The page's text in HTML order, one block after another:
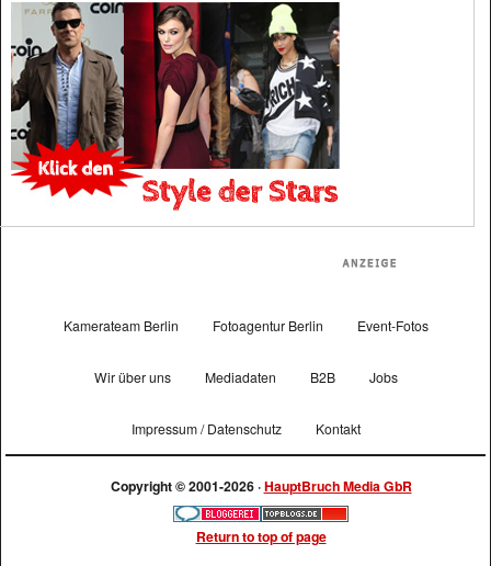
Kamerateam Berlin Fotoagentur Berlin Event-Fotos
Wir über uns Mediadaten B2B Jobs
Impressum / Datenschutz Kontakt
Copyright © 2001-2026 ·HauptBruch Media GbR
Return to top of page